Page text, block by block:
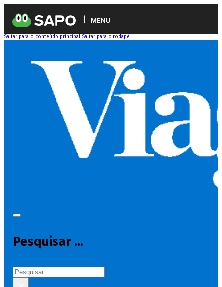
MENU
Saltar para o conteúdo principal Saltar para o rodapé
Pesquisar ...
Pesquisar